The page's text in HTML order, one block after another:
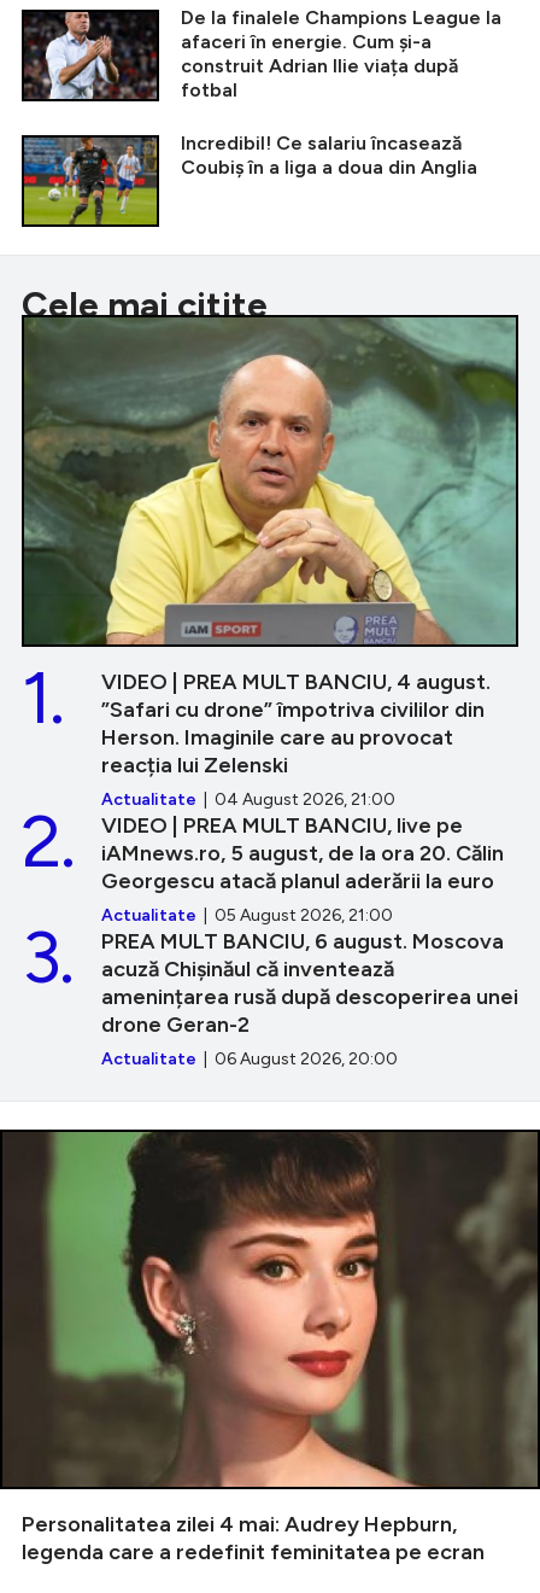
De la finalele Champions League la
afaceri în energie. Cum și-a
construit Adrian Ilie viața după
fotbal
Incredibil! Ce salariu încasează
Coubiș în a liga a doua din Anglia
Cele mai citite
VIDEO | PREA MULT BANCIU, 4 august.
”Safari cu drone” împotriva civililor din
Herson. Imaginile care au provocat
reacția lui Zelenski
Actualitate | 04 August 2026, 21:00
1.
VIDEO | PREA MULT BANCIU, live pe
iAMnews.ro, 5 august, de la ora 20. Călin
Georgescu atacă planul aderării la euro
Actualitate | 05 August 2026, 21:00
2.
PREA MULT BANCIU, 6 august. Moscova
acuză Chișinăul că inventează
amenințarea rusă după descoperirea unei
drone Geran-2
Actualitate | 06 August 2026, 20:00
3.
Personalitatea zilei 4 mai: Audrey Hepburn,
legenda care a redefinit feminitatea pe ecran